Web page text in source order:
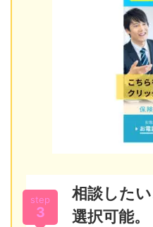
step
3
相談した
選択可能。